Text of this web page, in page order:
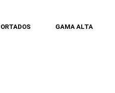
GAMA ALTA